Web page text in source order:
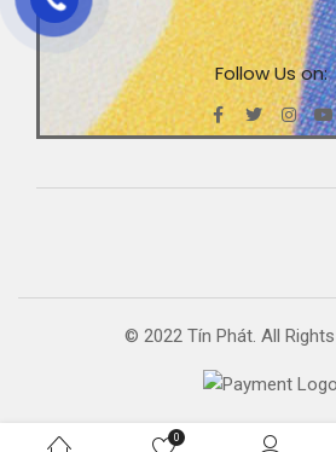
Follow Us on:
© 2022 Tín Phát. All
0